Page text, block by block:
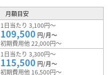
月額目安
1日当たり 3,100円～
109,500 円/月～
初期費用他 22,000円～
1日当たり 3,300円～
115,500 円/月～
初期費用他 16,500円～